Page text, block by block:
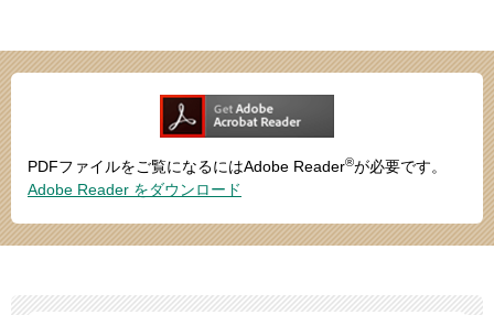
PDFファイルをご覧になるにはAdobe Reader®が必要です。
Adobe Reader をダウンロード